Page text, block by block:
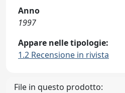
Anno
1997
Appare nelle tipologie:
1.2 Recensione in rivista
File in questo prodotto: